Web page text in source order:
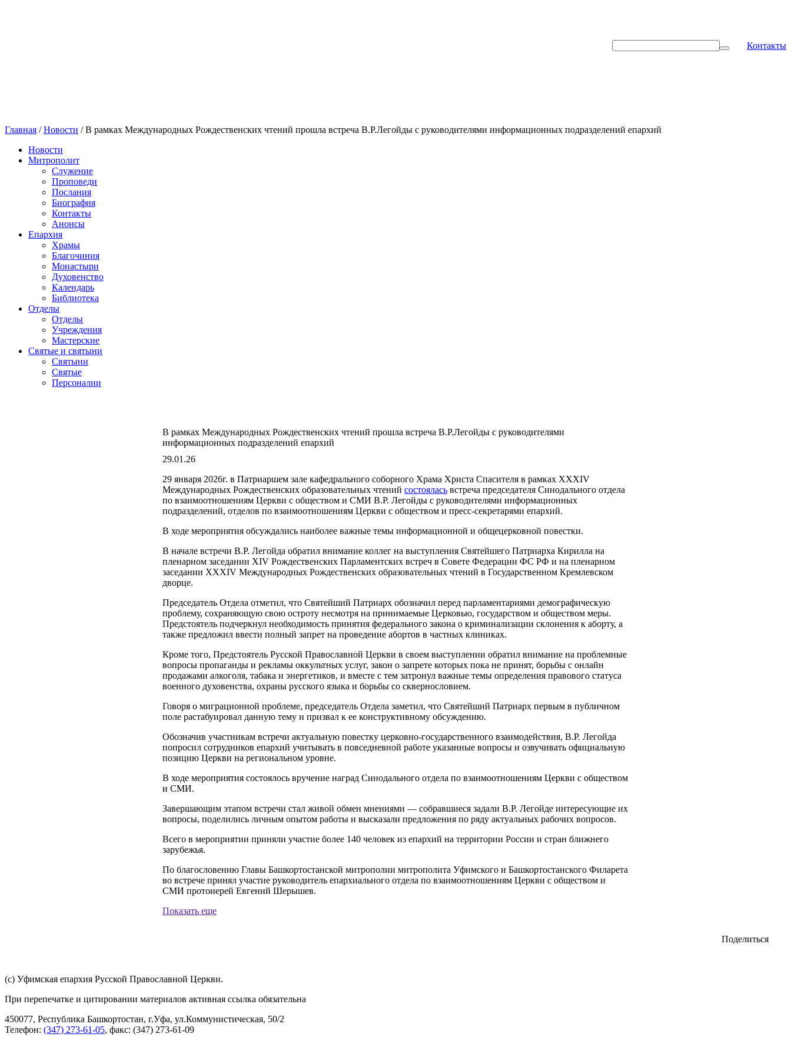
Контакты
Главная /Новости /В рамках Международных Рождественских чтений прошла встреча В.Р.Легойды с руководителями информационных подразделений епархий
Новости
Митрополит
Служение
Проповеди
Послания
Биография
Контакты
Анонсы
Епархия
Храмы
Благочиния
Монастыри
Духовенство
Календарь
Библиотека
Отделы
Отделы
Учреждения
Мастерские
Святые и святыни
Cвятыни
Cвятые
Персоналии
В рамках Международных Рождественских чтений прошла встреча В.Р.Легойды с руководителями
информационных подразделений епархий
29.01.26
29 января 2026г. в Патриаршем зале кафедрального соборного Храма Христа Спасителя в рамках XXXIV
Международных Рождественских образовательных чтений состояласьвстреча председателя Синодального отдела
по взаимоотношениям Церкви с обществом и СМИ В.Р. Легойды с руководителями информационных
подразделений, отделов по взаимоотношениям Церкви с обществом и пресс-секретарями епархий.
В ходе мероприятия обсуждались наиболее важные темы информационной и общецерковной повестки.
В начале встречи В.Р. Легойда обратил внимание коллег на выступления Святейшего Патриарха Кирилла на
пленарном заседании XIV Рождественских Парламентских встреч в Совете Федерации ФС РФ и на пленарном
заседании XXXIV Международных Рождественских образовательных чтений в Государственном Кремлевском
дворце.
Председатель Отдела отметил, что Святейший Патриарх обозначил перед парламентариями демографическую
проблему, сохраняющую свою остроту несмотря на принимаемые Церковью, государством и обществом меры.
Предстоятель подчеркнул необходимость принятия федерального закона о криминализации склонения к аборту, а
также предложил ввести полный запрет на проведение абортов в частных клиниках.
Кроме того, Предстоятель Русской Православной Церкви в своем выступлении обратил внимание на проблемные
вопросы пропаганды и рекламы оккультных услуг, закон о запрете которых пока не принят, борьбы с онлайн
продажами алкоголя, табака и энергетиков, и вместе с тем затронул важные темы определения правового статуса
военного духовенства, охраны русского языка и борьбы со сквернословием.
Говоря о миграционной проблеме, председатель Отдела заметил, что Святейший Патриарх первым в публичном
поле растабуировал данную тему и призвал к ее конструктивному обсуждению.
Обозначив участникам встречи актуальную повестку церковно-государственного взаимодействия, В.Р. Легойда
попросил сотрудников епархий учитывать в повседневной работе указанные вопросы и озвучивать официальную
позицию Церкви на региональном уровне.
В ходе мероприятия состоялось вручение наград Синодального отдела по взаимоотношениям Церкви с обществом
и СМИ.
Завершающим этапом встречи стал живой обмен мнениями — собравшиеся задали В.Р. Легойде интересующие их
вопросы, поделились личным опытом работы и высказали предложения по ряду актуальных рабочих вопросов.
Всего в мероприятии приняли участие более 140 человек из епархий на территории России и стран ближнего
зарубежья.
По благословению Главы Башкортостанской митрополии митрополита Уфимского и Башкортостанского Филарета
во встрече принял участие руководитель епархиального отдела по взаимоотношениям Церкви с обществом и
СМИ протоиерей Евгений Шерышев.
Показать еще
Поделиться
(с) Уфимская епархия Русской Православной Церкви.
При перепечатке и цитировании материалов активная ссылка обязательна
450077, Республика Башкортостан, г.Уфа, ул.Коммунистическая, 50/2
Телефон: (347) 273-61-05, факс: (347) 273-61-09